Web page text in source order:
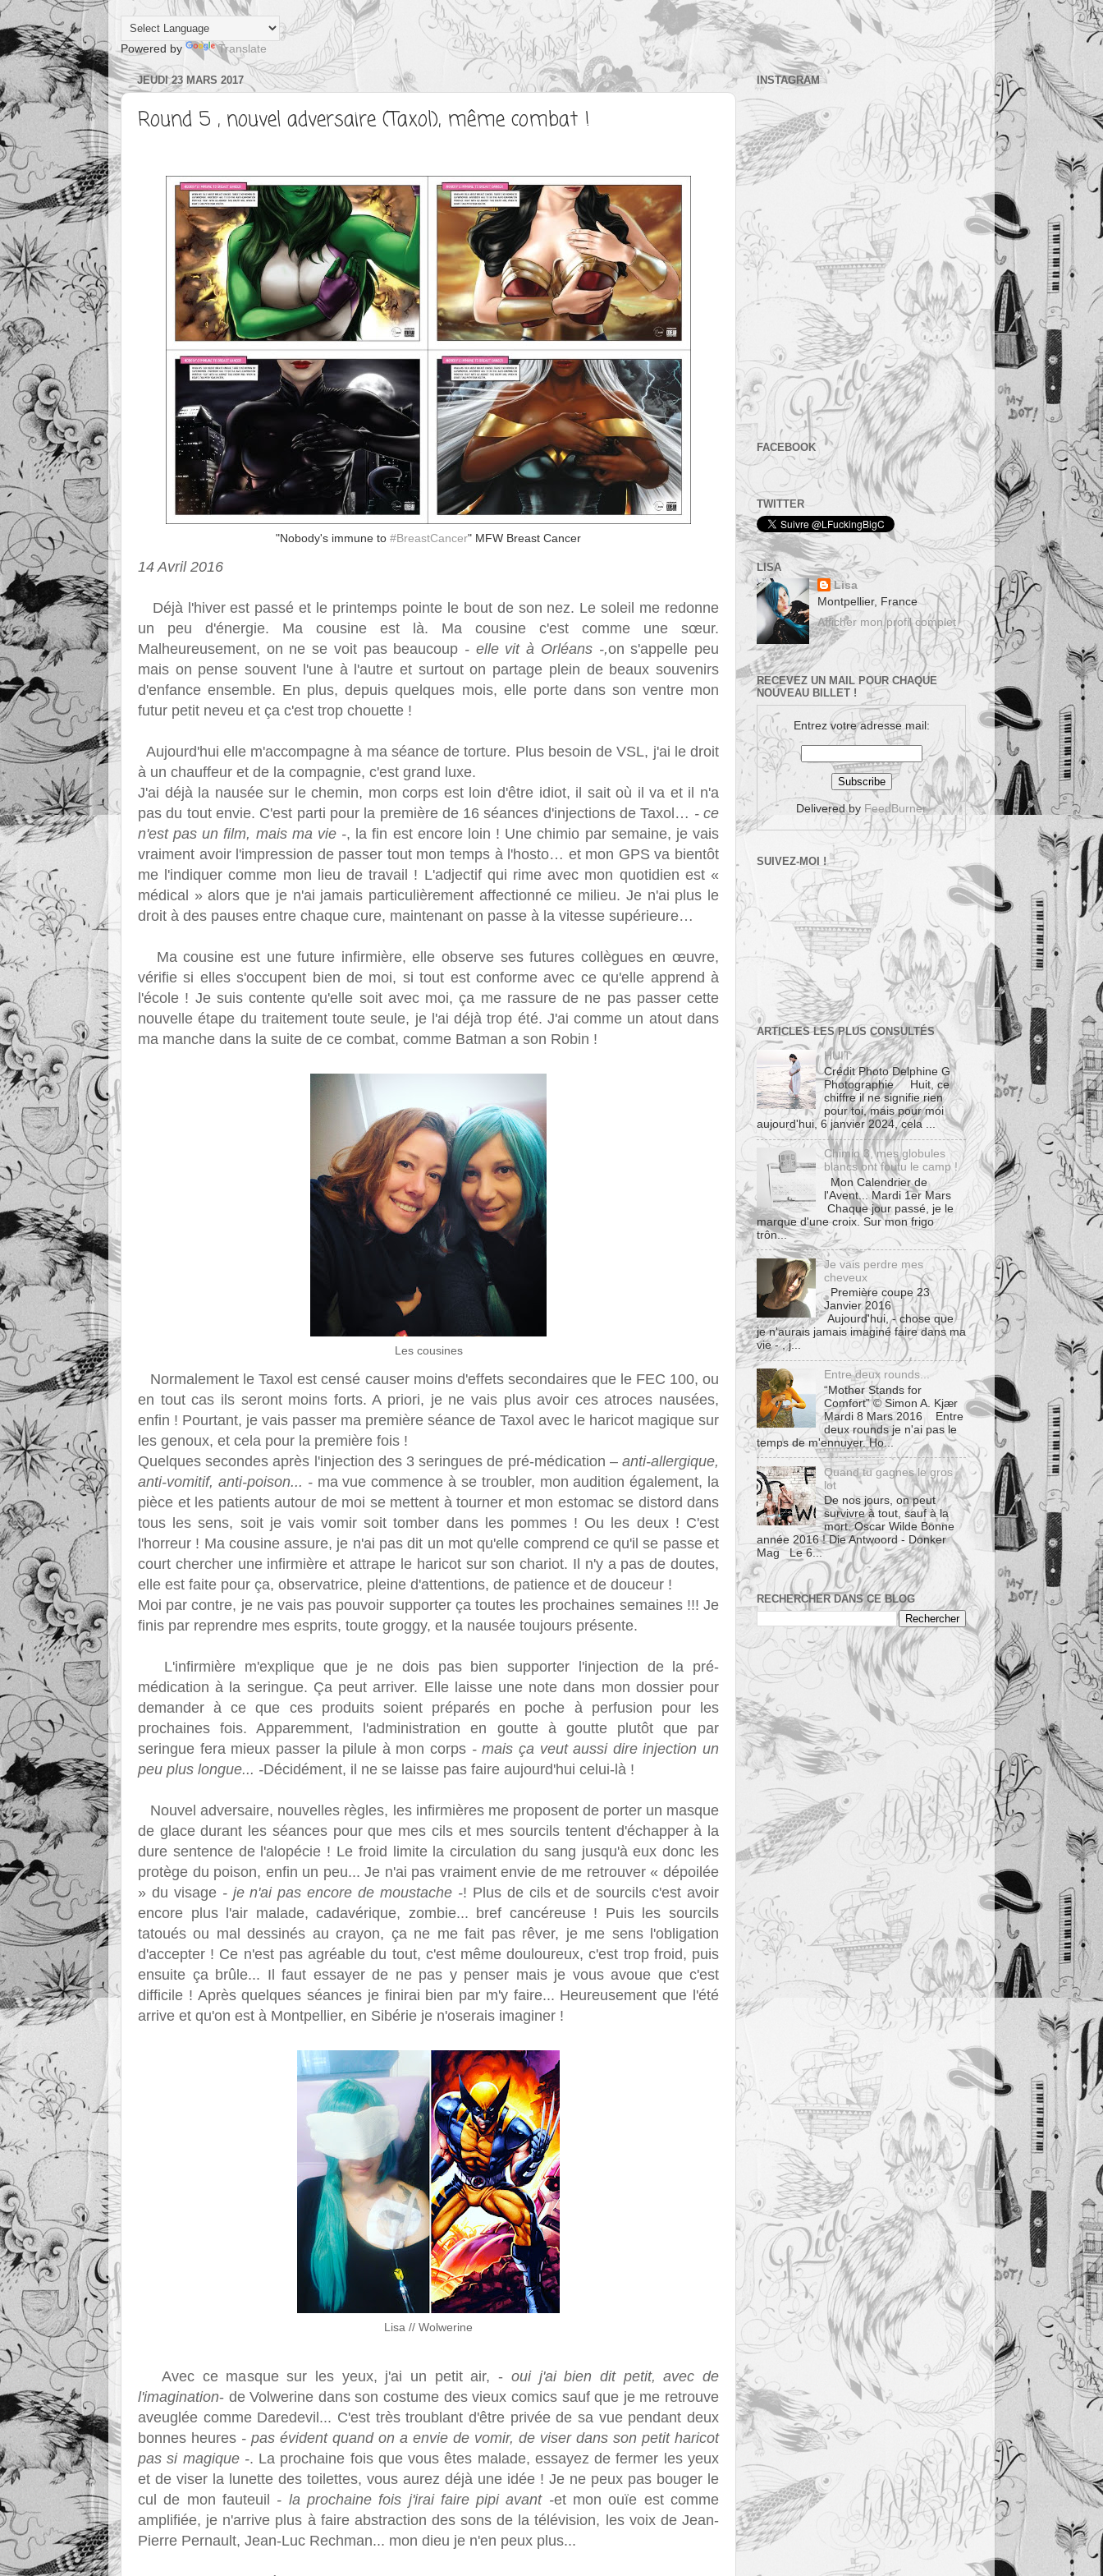
Powered by Translate
JEUDI 23 MARS 2017
Round 5 , nouvel adversaire (Taxol), même combat !
"Nobody's immune to #BreastCancer" MFW Breast Cancer
14 Avril 2016
Déjà l'hiver est passé et le printemps pointe le bout de son nez. Le soleil me redonne
un peu d'énergie. Ma cousine est là. Ma cousine c'est comme une sœur.
Malheureusement, on ne se voit pas beaucoup - elle vit à Orléans -,on s'appelle peu
mais on pense souvent l'une à l'autre et surtout on partage plein de beaux souvenirs
d'enfance ensemble. En plus, depuis quelques mois, elle porte dans son ventre mon
futur petit neveu et ça c'est trop chouette !
Aujourd'hui elle m'accompagne à ma séance de torture. Plus besoin de VSL, j'ai le droit
à un chauffeur et de la compagnie, c'est grand luxe.
J'ai déjà la nausée sur le chemin, mon corps est loin d'être idiot, il sait où il va et il n'a
pas du tout envie. C'est parti pour la première de 16 séances d'injections de Taxol… - ce
n'est pas un film, mais ma vie -, la fin est encore loin ! Une chimio par semaine, je vais
vraiment avoir l'impression de passer tout mon temps à l'hosto… et mon GPS va bientôt
me l'indiquer comme mon lieu de travail ! L'adjectif qui rime avec mon quotidien est «
médical » alors que je n'ai jamais particulièrement affectionné ce milieu. Je n'ai plus le
droit à des pauses entre chaque cure, maintenant on passe à la vitesse supérieure…
Ma cousine est une future infirmière, elle observe ses futures collègues en œuvre,
vérifie si elles s'occupent bien de moi, si tout est conforme avec ce qu'elle apprend à
l'école ! Je suis contente qu'elle soit avec moi, ça me rassure de ne pas passer cette
nouvelle étape du traitement toute seule, je l'ai déjà trop été. J'ai comme un atout dans
ma manche dans la suite de ce combat, comme Batman a son Robin !
Les cousines
Normalement le Taxol est censé causer moins d'effets secondaires que le FEC 100, ou
en tout cas ils seront moins forts. A priori, je ne vais plus avoir ces atroces nausées,
enfin ! Pourtant, je vais passer ma première séance de Taxol avec le haricot magique sur
les genoux, et cela pour la première fois !
Quelques secondes après l'injection des 3 seringues de pré-médication – anti-allergique,
anti-vomitif, anti-poison... - ma vue commence à se troubler, mon audition également, la
pièce et les patients autour de moi se mettent à tourner et mon estomac se distord dans
tous les sens, soit je vais vomir soit tomber dans les pommes ! Ou les deux ! C'est
l'horreur ! Ma cousine assure, je n'ai pas dit un mot qu'elle comprend ce qu'il se passe et
court chercher une infirmière et attrape le haricot sur son chariot. Il n'y a pas de doutes,
elle est faite pour ça, observatrice, pleine d'attentions, de patience et de douceur !
Moi par contre, je ne vais pas pouvoir supporter ça toutes les prochaines semaines !!! Je
finis par reprendre mes esprits, toute groggy, et la nausée toujours présente.
L'infirmière m'explique que je ne dois pas bien supporter l'injection de la pré-
médication à la seringue. Ça peut arriver. Elle laisse une note dans mon dossier pour
demander à ce que ces produits soient préparés en poche à perfusion pour les
prochaines fois. Apparemment, l'administration en goutte à goutte plutôt que par
seringue fera mieux passer la pilule à mon corps - mais ça veut aussi dire injection un
peu plus longue... -Décidément, il ne se laisse pas faire aujourd'hui celui-là !
Nouvel adversaire, nouvelles règles, les infirmières me proposent de porter un masque
de glace durant les séances pour que mes cils et mes sourcils tentent d'échapper à la
dure sentence de l'alopécie ! Le froid limite la circulation du sang jusqu'à eux donc les
protège du poison, enfin un peu... Je n'ai pas vraiment envie de me retrouver « dépoilée
» du visage - je n'ai pas encore de moustache -! Plus de cils et de sourcils c'est avoir
encore plus l'air malade, cadavérique, zombie... bref cancéreuse ! Puis les sourcils
tatoués ou mal dessinés au crayon, ça ne me fait pas rêver, je me sens l'obligation
d'accepter ! Ce n'est pas agréable du tout, c'est même douloureux, c'est trop froid, puis
ensuite ça brûle... Il faut essayer de ne pas y penser mais je vous avoue que c'est
difficile ! Après quelques séances je finirai bien par m'y faire... Heureusement que l'été
arrive et qu'on est à Montpellier, en Sibérie je n'oserais imaginer !
Lisa // Wolwerine
Avec ce masque sur les yeux, j'ai un petit air, - oui j'ai bien dit petit, avec de
l'imagination- de Volwerine dans son costume des vieux comics sauf que je me retrouve
aveuglée comme Daredevil... C'est très troublant d'être privée de sa vue pendant deux
bonnes heures - pas évident quand on a envie de vomir, de viser dans son petit haricot
pas si magique -. La prochaine fois que vous êtes malade, essayez de fermer les yeux
et de viser la lunette des toilettes, vous aurez déjà une idée ! Je ne peux pas bouger le
cul de mon fauteuil - la prochaine fois j'irai faire pipi avant -et mon ouïe est comme
amplifiée, je n'arrive plus à faire abstraction des sons de la télévision, les voix de Jean-
Pierre Pernault, Jean-Luc Rechman... mon dieu je n'en peux plus...
INSTAGRAM
FACEBOOK
TWITTER
LISA
Lisa
Montpellier, France
Afficher mon profil complet
RECEVEZ UN MAIL POUR CHAQUE
NOUVEAU BILLET !
Entrez votre adresse mail:
Delivered by FeedBurner
SUIVEZ-MOI !
ARTICLES LES PLUS CONSULTÉS
HUIT
Crédit Photo Delphine G
Photographie Huit, ce
chiffre il ne signifie rien
pour toi, mais pour moi
aujourd'hui, 6 janvier 2024, cela ...
Chimio 3, mes globules
blancs ont foutu le camp !
Mon Calendrier de
l'Avent... Mardi 1er Mars
Chaque jour passé, je le
marque d'une croix. Sur mon frigo
trôn...
Je vais perdre mes
cheveux
Première coupe 23
Janvier 2016
Aujourd'hui, - chose que
je n'aurais jamais imaginé faire dans ma
vie - , j...
Entre deux rounds...
“Mother Stands for
Comfort” © Simon A. Kjær
Mardi 8 Mars 2016 Entre
deux rounds je n'ai pas le
temps de m'ennuyer. Ho...
Quand tu gagnes le gros
lot
De nos jours, on peut
survivre à tout, sauf à la
mort. Oscar Wilde Bonne
année 2016 ! Die Antwoord - Donker
Mag Le 6...
RECHERCHER DANS CE BLOG